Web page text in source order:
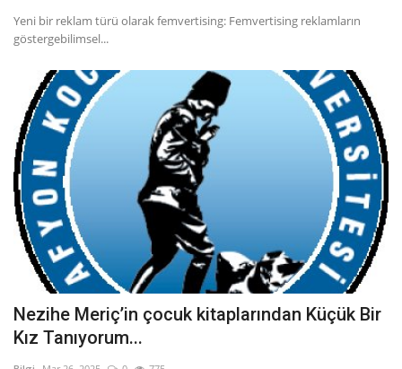
Yeni bir reklam türü olarak femvertising: Femvertising reklamların
göstergebilimsel...
Nezihe Meriç’in çocuk kitaplarından Küçük Bir
Kız Tanıyorum...